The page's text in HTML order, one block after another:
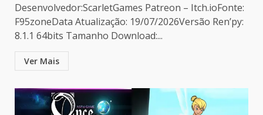
Desenvolvedor:ScarletGames Patreon – Itch.ioFonte:
F95zoneData Atualização: 19/07/2026Versão Ren’py:
8.1.1 64bits Tamanho Download:...
Ver Mais